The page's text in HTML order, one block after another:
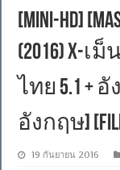
[Mini-HD]
(2016) X-
ไทย 5.1 +
อังกฤษ]
19 กันยายน 2016